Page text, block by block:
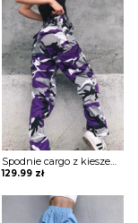
Spodnie cargo z kieszeniami w kamuflażu Annegien
129.99 zł